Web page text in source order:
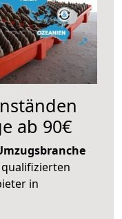
ab 90€
in